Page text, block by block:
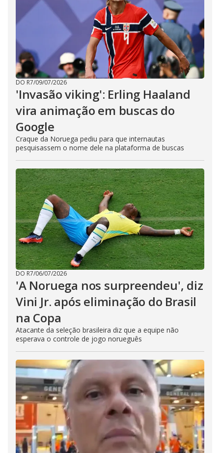
DO R7/09/07/2026
'Invasão viking': Erling Haaland
vira animação em buscas do
Google
Craque da Noruega pediu para que internautas
pesquisassem o nome dele na plataforma de buscas
DO R7/06/07/2026
'A Noruega nos surpreendeu', diz
Vini Jr. após eliminação do Brasil
na Copa
Atacante da seleção brasileira diz que a equipe não
esperava o controle de jogo norueguês